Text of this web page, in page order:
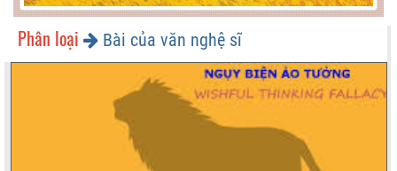
Phân loại Bài của văn nghệ sĩ